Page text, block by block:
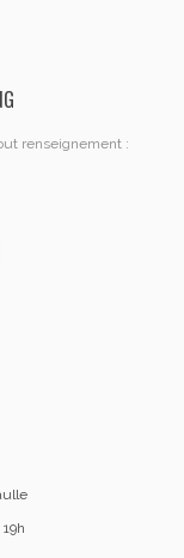
renseignement :